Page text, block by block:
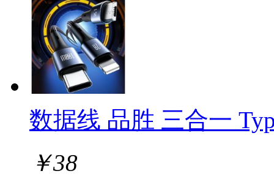
数据线 品胜 三合一
￥38